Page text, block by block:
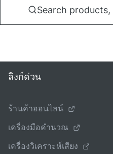
Search
ลิงก์ด่วน
ร้านค้าออนไลน์
เครื่องมือคํานวณ
เครื่องวิเคราะห์เสียง